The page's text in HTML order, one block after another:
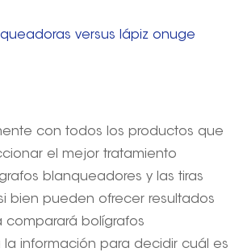
versus lápiz onuge
con todos los productos que
el mejor tratamiento
blanqueadores y las tiras
bien pueden ofrecer resultados
comparará bolígrafos
información para decidir cuál es